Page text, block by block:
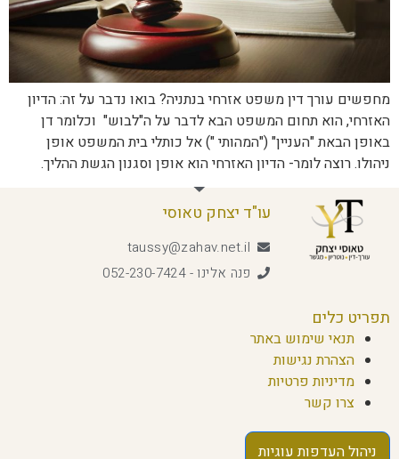
מחפשים עורך דין משפט אזרחי בנתניה? בואו נדבר על זה: הדיון
האזרחי, הוא תחום המשפט הבא לדבר על ה"לבוש" וכלומר דן
באופן הבאת "העניין" ("המהותי ") אל כותלי בית המשפט אופן
ניהולו. רוצה לומר- הדיון האזרחי הוא אופן וסגנון הגשת ההליך.
עו"ד יצחק טאוסי
taussy@zahav.net.il
פנה אלינו - 052-230-7424
תפריט כלים
תנאי שימוש באתר
הצהרת נגישות
מדיניות פרטיות
צרו קשר
ניהול העדפות עוגיות